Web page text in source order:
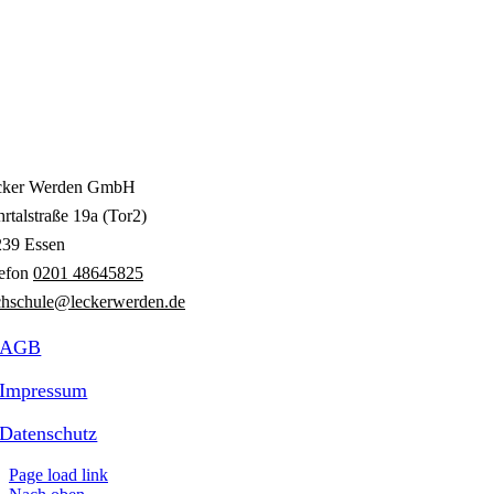
Werden GmbH
19a (Tor2)
Essen
0201 48645825
AGB
Impressum
Datenschutz
Page load link